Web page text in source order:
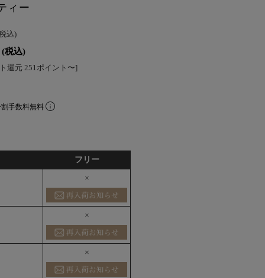
ィー
込)
(税込)
還元 251ポイント〜]
手数料無料
フリー
×
×
×